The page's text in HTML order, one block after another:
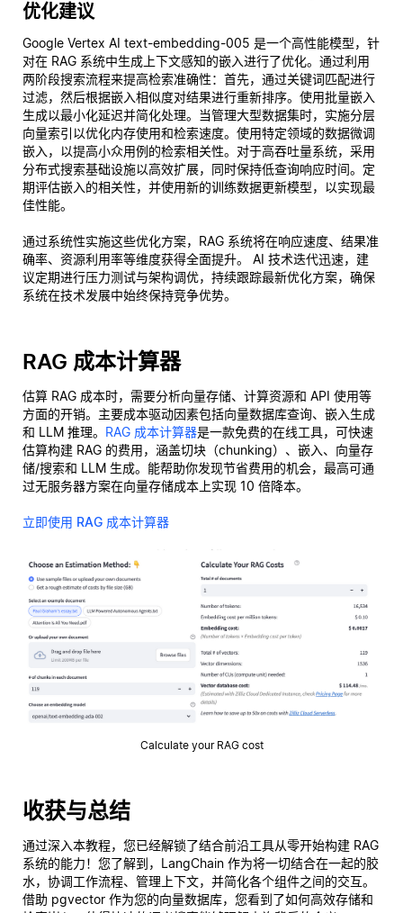
优化建议
Google Vertex AI text-embedding-005 是一个高性能模型，针
对在 RAG 系统中生成上下文感知的嵌入进行了优化。通过利用
两阶段搜索流程来提高检索准确性：首先，通过关键词匹配进行
过滤，然后根据嵌入相似度对结果进行重新排序。使用批量嵌入
生成以最小化延迟并简化处理。当管理大型数据集时，实施分层
向量索引以优化内存使用和检索速度。使用特定领域的数据微调
嵌入，以提高小众用例的检索相关性。对于高吞吐量系统，采用
分布式搜索基础设施以高效扩展，同时保持低查询响应时间。定
期评估嵌入的相关性，并使用新的训练数据更新模型，以实现最
佳性能。
通过系统性实施这些优化方案，RAG 系统将在响应速度、结果准
确率、资源利用率等维度获得全面提升。 AI 技术迭代迅速，建
议定期进行压力测试与架构调优，持续跟踪最新优化方案，确保
系统在技术发展中始终保持竞争优势。
RAG 成本计算器
估算 RAG 成本时，需要分析向量存储、计算资源和 API 使用等
方面的开销。主要成本驱动因素包括向量数据库查询、嵌入生成
和 LLM 推理。 RAG 成本计算器是一款免费的在线工具，可快速
估算构建 RAG 的费用，涵盖切块（chunking）、嵌入、向量存
储/搜索和 LLM 生成。能帮助你发现节省费用的机会，最高可通
过无服务器方案在向量存储成本上实现 10 倍降本。
立即使用 RAG 成本计算器
Calculate your RAG cost
收获与总结
通过深入本教程，您已经解锁了结合前沿工具从零开始构建 RAG
系统的能力！您了解到，LangChain 作为将一切结合在一起的胶
水，协调工作流程、管理上下文，并简化各个组件之间的交互。
借助 pgvector 作为您的向量数据库，您看到了如何高效存储和